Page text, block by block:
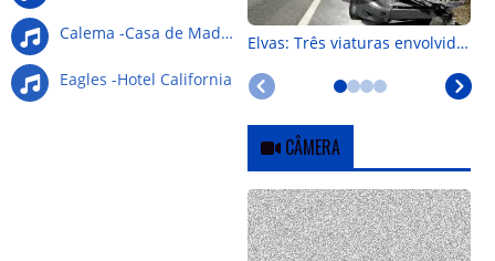
Calema -Casa de Madeira
Eagles -Hotel California
Elvas: Três viaturas envolvidas em colisão na Nacional 4
CÂMERA